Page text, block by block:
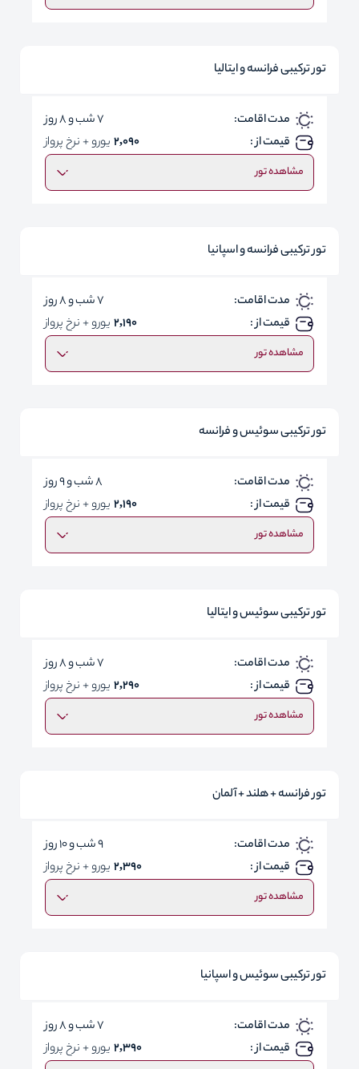
تور ترکیبی فرانسه و ایتالیا
مدت اقامت:
7 شب و 8 روز
قیمت از :
2,090 یورو + نرخ پرواز
مشاهده تور
تور ترکیبی فرانسه و اسپانیا
مدت اقامت:
7 شب و 8 روز
قیمت از :
2,190 یورو + نرخ پرواز
مشاهده تور
تور ترکیبی سوئیس و فرانسه
مدت اقامت:
8 شب و 9 روز
قیمت از :
2,190 یورو + نرخ پرواز
مشاهده تور
تور ترکیبی سوئیس و ایتالیا
مدت اقامت:
7 شب و 8 روز
قیمت از :
2,290 یورو + نرخ پرواز
مشاهده تور
تور فرانسه + هلند + آلمان
مدت اقامت:
9 شب و 10 روز
قیمت از :
2,390 یورو + نرخ پرواز
مشاهده تور
تور ترکیبی سوئیس و اسپانیا
مدت اقامت:
7 شب و 8 روز
قیمت از :
2,390 یورو + نرخ پرواز